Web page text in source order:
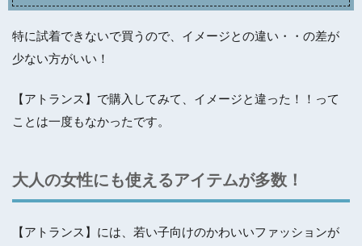
特に試着できないで買うので、イメージとの違い・・の差が
少ない方がいい！
【アトランス】で購入してみて、イメージと違った！！って
ことは一度もなかったです。
大人の女性にも使えるアイテムが多数！
【アトランス】には、若い子向けのかわいいファッションが